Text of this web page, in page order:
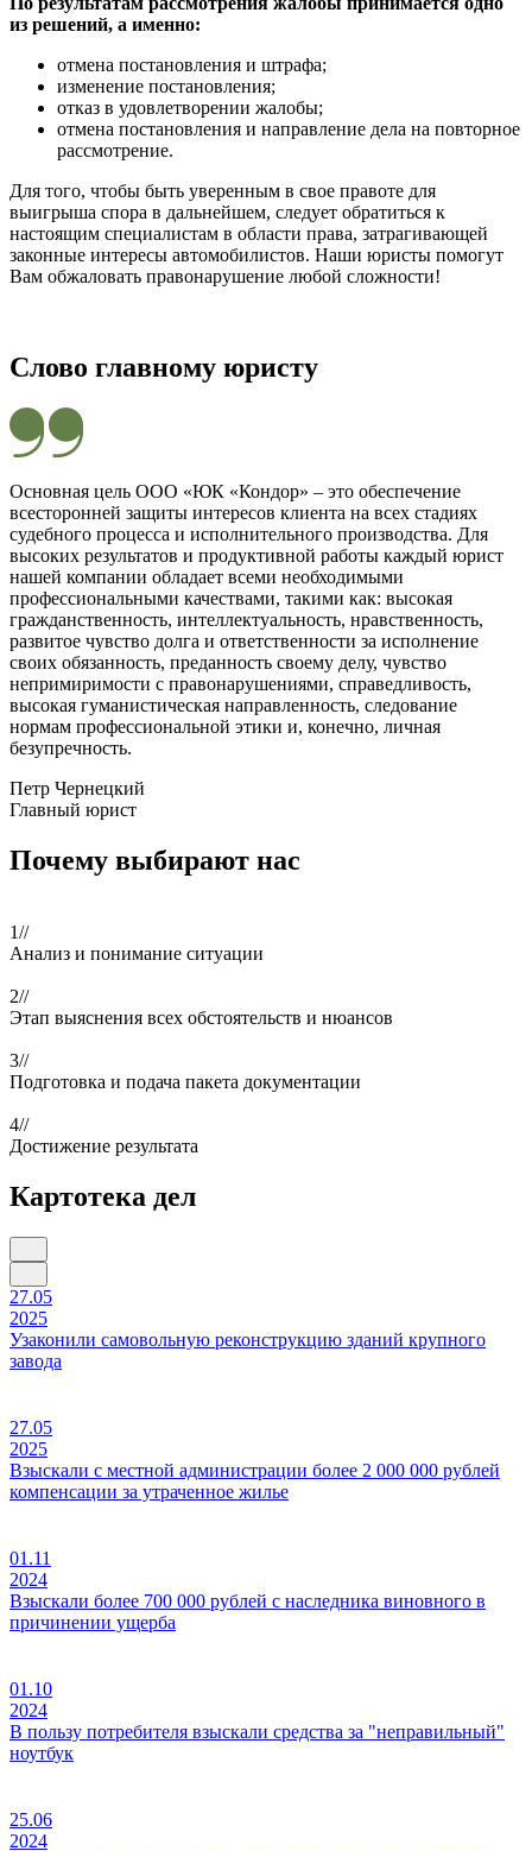
из решений, а именно:
отмена постановления и штрафа;
изменение постановления;
отказ в удовлетворении жалобы;
отмена постановления и направление дела на повторное
рассмотрение.
Для того, чтобы быть уверенным в свое правоте для
выигрыша спора в дальнейшем, следует обратиться к
настоящим специалистам в области права, затрагивающей
законные интересы автомобилистов. Наши юристы помогут
Вам обжаловать правонарушение любой сложности!
Слово главному юристу
Основная цель ООО «ЮК «Кондор» – это обеспечение
всесторонней защиты интересов клиента на всех стадиях
судебного процесса и исполнительного производства. Для
высоких результатов и продуктивной работы каждый юрист
нашей компании обладает всеми необходимыми
профессиональными качествами, такими как: высокая
гражданственность, интеллектуальность, нравственность,
развитое чувство долга и ответственности за исполнение
своих обязанность, преданность своему делу, чувство
непримиримости с правонарушениями, справедливость,
высокая гуманистическая направленность, следование
нормам профессиональной этики и, конечно, личная
безупречность.
Петр Чернецкий
Главный юрист
Почему выбирают нас
1//
Анализ и понимание ситуации
2//
Этап выяснения всех обстоятельств и нюансов
3//
Подготовка и подача пакета документации
4//
Достижение результата
Картотека дел
27.05
2025
Узаконили самовольную реконструкцию зданий крупного
завода
27.05
2025
Взыскали с местной администрации более 2 000 000 рублей
компенсации за утраченное жилье
01.11
2024
Взыскали более 700 000 рублей с наследника виновного в
причинении ущерба
01.10
2024
В пользу потребителя взыскали средства за "неправильный"
ноутбук
25.06
2024